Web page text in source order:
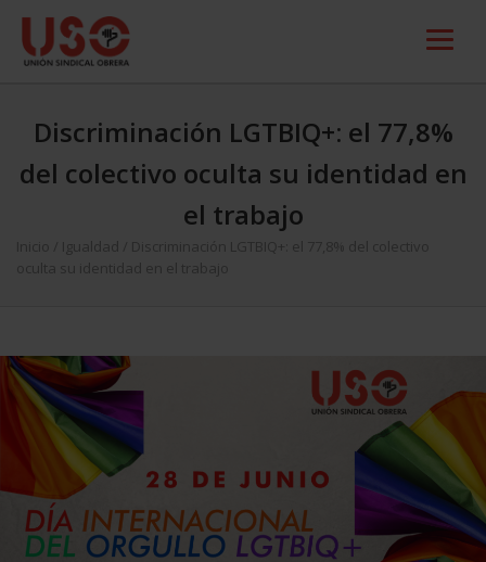
Discriminación LGTBIQ+: el 77,8%
del colectivo oculta su identidad en
el trabajo
Inicio Igualdad
Discriminación LGTBIQ+: el 77,8% del colectivo
oculta su identidad en el trabajo